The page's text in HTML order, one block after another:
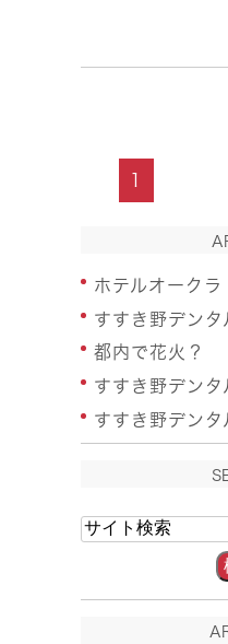
1
ホテルオークラ
すすき野デンタ
都内で花火？
すすき野デンタ
すすき野デンタ